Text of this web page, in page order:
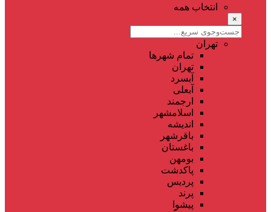
انتخاب همه
×
تهران
تمام شهر‌ها
تهران
آبسرد
آبعلی
ارجمند
اسلامشهر
اندیشه
باقرشهر
باغستان
بومهن
پاکدشت
پردیس
پرند
پیشوا